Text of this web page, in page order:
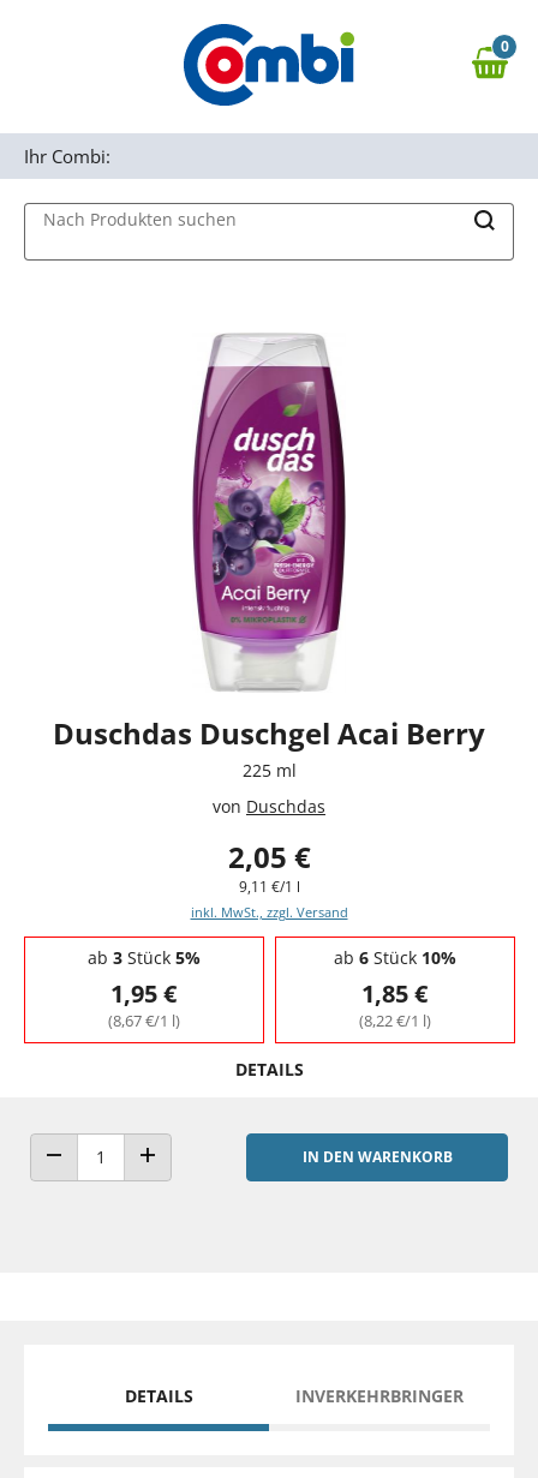
Zur Navigation springen
0,00 €
0
Nach Produkten suchen
Ihr Combi:
Duschdas Duschgel Acai Berry
225 ml
von Duschdas
2,05 €
9,11 €/1 l
inkl. MwSt., zzgl. Versand
Staffelpreise - Mengenrabatt
ab 3Stück 5%
1,95 €
(8,67 €/1 l)
ab 6Stück 10%
1,85 €
(8,22 €/1 l)
DETAILS
ANZAHL VERRINGERNANZAHL ERHÖHEN
IN DEN WARENKORB
DETAILS INVERKEHRBRINGER